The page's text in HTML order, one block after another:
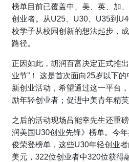
榜单目前已覆盖中、美、英、加
创业者。从U25、U30、U35到
校学子从校园创新的想法起步，
路径。
正因如此，胡润百富决定正式推
业节”！ 这是首次面向25岁以下
新创业活动，希望通过这一平台
励年轻创业者；促进中美青年精
之后的活动现场吕能幸先生还重
润美国U30创业先锋》榜单。今
俊荣登榜单，这些U30年轻创业
美元，322位创业者中320位获得